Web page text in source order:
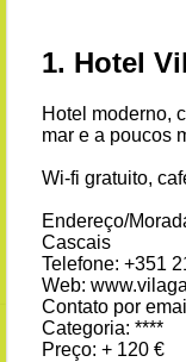
1. Hotel
Hotel moderno,
mar e a poucos
Wi-fi gratuito,
Endereço/
Cascais
Telefone: +351
Web:
Contato por
Categoria: ****
Preço: + 120 €